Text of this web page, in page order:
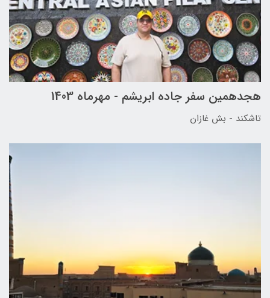
هجدهمین سفر جاده ابریشم - مهرماه 1403
تاشکند - بش غازان